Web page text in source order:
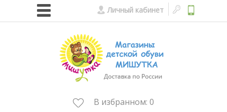
Личный кабинет
В избранном: 0